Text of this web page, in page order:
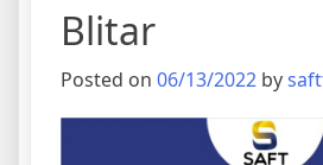
Blitar
Posted on 06/13/2022 by